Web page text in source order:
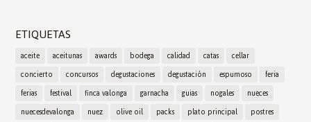
ETIQUETAS
aceite aceitunas awards bodega calidad catas
cellar
concierto
concursos degustaciones degustación espumoso
feria
ferias
festival finca valonga garnacha guias nogales
nueces
nuecesdevalonga
nuez olive oil packs plato principal
postres